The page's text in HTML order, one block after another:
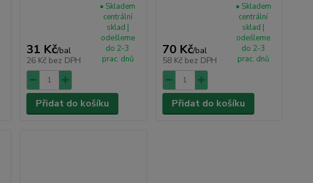
31 Kč/bal
26 Kč bez DPH
• Skladem
centrální
sklad |
odešleme
do 2-3
prac. dnů
Přidat do košíku
70 Kč/bal
58 Kč bez DPH
• Skladem
centrální
sklad |
odešleme
do 2-3
prac. dnů
Přidat do košíku